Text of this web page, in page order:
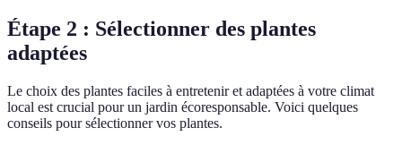
Étape 2 : Sélectionner des plantes
adaptées
Le choix des plantes faciles à entretenir et adaptées à votre climat
local est crucial pour un jardin écoresponsable. Voici quelques
conseils pour sélectionner vos plantes.